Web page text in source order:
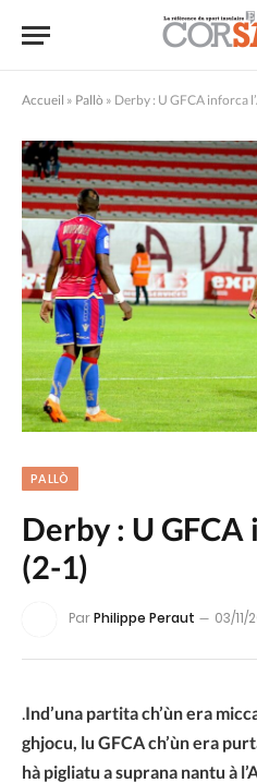
Accueil » Pallò » Derby : U GFCA inforca
PALLÒ
Derby : U GFCA
(2-1)
ParPhilippe Peraut 03/11/
Ind’una partita ch’ùn era
ghjocu, lu GFCA ch’ùn era
hà pigliatu a suprana nantu à